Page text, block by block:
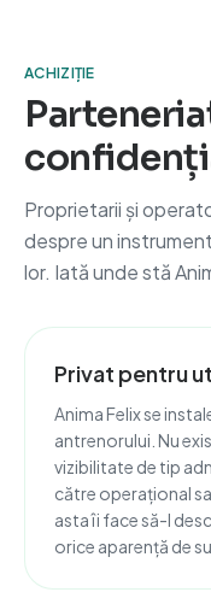
ACHIZIȚIE
Proprietarii și
despre un
lor. Iată unde stă
Privat pentru
Anima Felix se
antrenorului. Nu
vizibilitate de tip
către operațional
asta îi face să-l
orice aparență de